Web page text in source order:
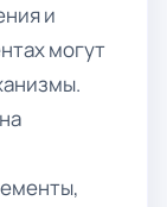
и
могут